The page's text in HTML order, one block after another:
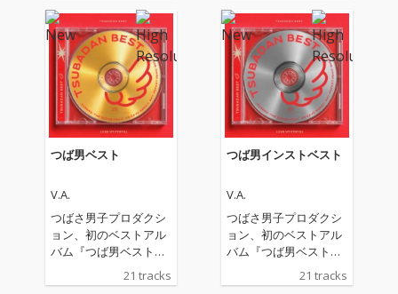
つば男ベスト
V.A.
つばさ男子プロダクシ
ョン、初のベストアル
バム『つば男ベスト』
『つば男インストベス
ト』の2作品配信リリ
21 tracks
つば男インストベスト
V.A.
つばさ男子プロダクシ
ョン、初のベストアル
バム『つば男ベスト』
『つば男インストベス
ト』の2作品配信リリ
21 tracks